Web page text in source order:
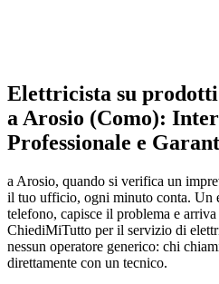
Elettricista su
a Arosio (Como):
Professionale e
a Arosio, quando si verifica un
il tuo ufficio, ogni minuto conta. Un
telefono, capisce il problema e
ChiediMiTutto per il servizio di
nessun operatore generico: chi
direttamente con un tecnico.